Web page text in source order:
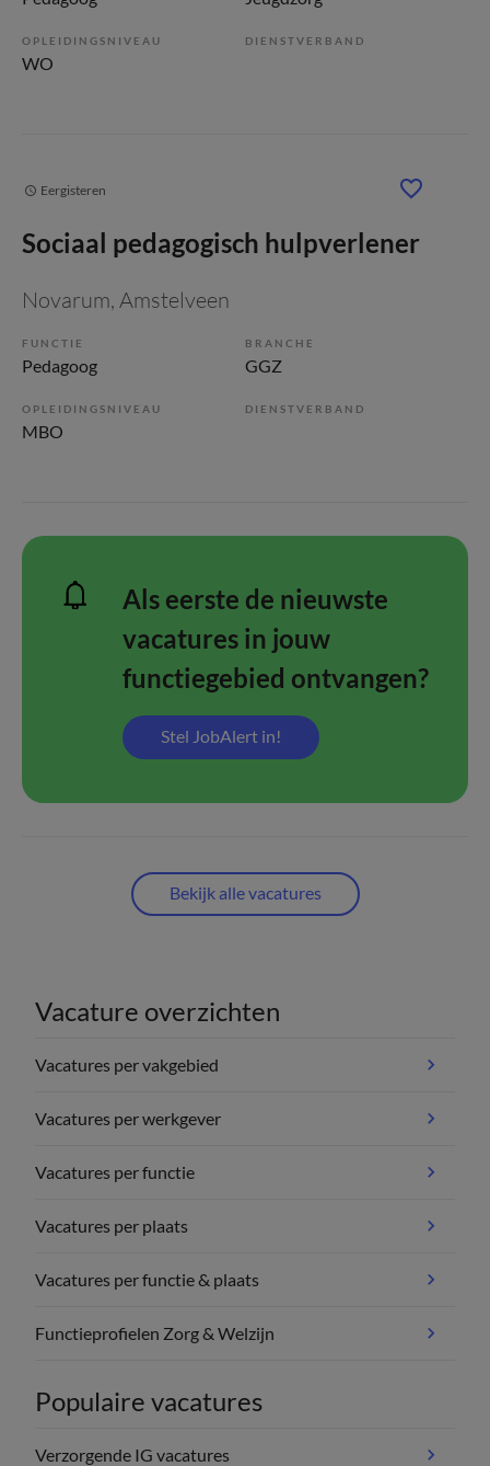
OPLEIDINGSNIVEAU
WO
DIENSTVERBAND
Eergisteren
Sociaal pedagogisch hulpverlener
Novarum, Amstelveen
FUNCTIE
Pedagoog
BRANCHE
GGZ
OPLEIDINGSNIVEAU
MBO
DIENSTVERBAND
Als eerste de nieuwste
vacatures in jouw
functiegebied ontvangen?
Stel JobAlert in!
Bekijk alle vacatures
Vacature overzichten
Vacatures per vakgebied
Vacatures per werkgever
Vacatures per functie
Vacatures per plaats
Vacatures per functie & plaats
Functieprofielen Zorg & Welzijn
Populaire vacatures
Verzorgende IG vacatures